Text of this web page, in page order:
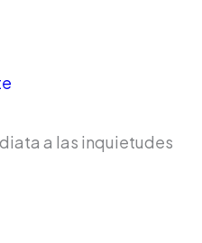
a las inquietudes